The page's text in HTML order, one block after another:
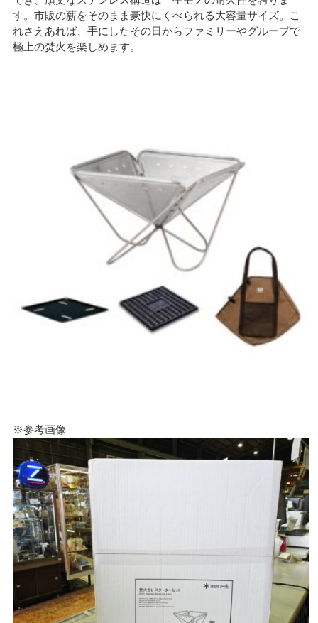
す。市販の薪をそのまま豪快にくべられる大容量サイズ。こ
れさえあれば、手にしたその日からファミリーやグループで
極上の焚火を楽しめます。
※参考画像